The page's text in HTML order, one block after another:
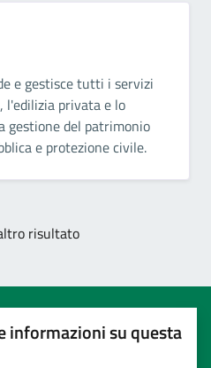
e gestisce tutti i servizi
l'edilizia privata e lo
gestione del patrimonio
e protezione civile.
risultato
informazioni su questa